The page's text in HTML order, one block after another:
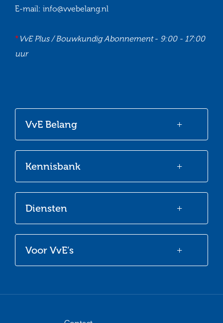
Voor VvE’s
Diensten
Kennisbank
VvE Belang
E-mail: info@vvebelang.nl
*VvE Plus / Bouwkundig Abonnement- 9:00 - 17:00
uur
Facebook